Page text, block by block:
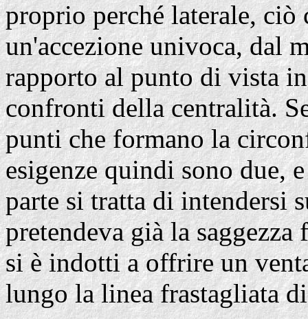
proprio perché laterale, ciò
un'accezione univoca, dal
rapporto al punto di vista
confronti della centralità.
punti che formano la
esigenze quindi sono due,
parte si tratta di intendersi
pretendeva già la
si è indotti a offrire un
lungo la linea frastagliata